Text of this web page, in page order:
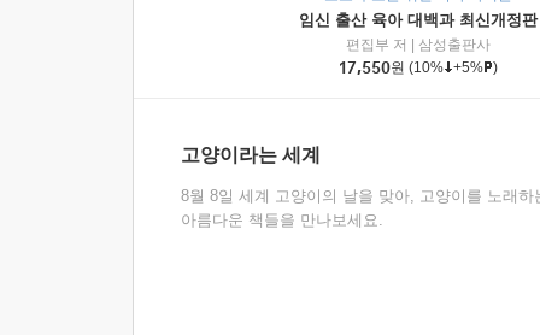
임신 출산 육아 대백과 최신개정판
편집부 저
삼성출판사
17,550원 (10% +5% )
고양이라는 세계
8월 8일 세계 고양이의 날을 맞아, 고양이를 노래하
아름다운 책들을 만나보세요.